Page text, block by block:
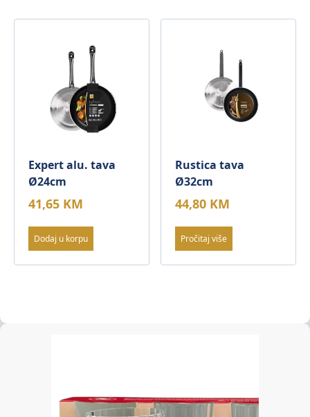
Expert alu. tava
Ø24cm
41,65 KM
Dodaj u korpu
Rustica tava
Ø32cm
44,80 KM
Pročitaj više